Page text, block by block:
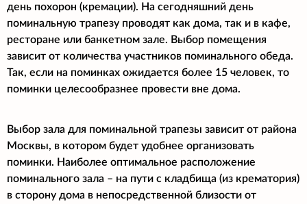
день похорон (кремации). На сегодняшний день
поминальную трапезу проводят как дома, так и в кафе,
ресторане или банкетном зале. Выбор помещения
зависит от количества участников поминального обеда.
Так, если на поминках ожидается более 15 человек, то
поминки целесообразнее провести вне дома.
Выбор зала для поминальной трапезы зависит от района
Москвы, в котором будет удобнее организовать
поминки. Наиболее оптимальное расположение
поминального зала – на пути с кладбища (из крематория)
в сторону дома в непосредственной близости от